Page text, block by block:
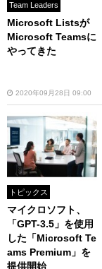
Team Leaders
Microsoft Listsが
Microsoft Teamsに
やってきた
2020年09月28日 09:00
トピックス
マイクロソフト、
「GPT-3.5」を使用
した「Microsoft Te
ams Premium」を
提供開始